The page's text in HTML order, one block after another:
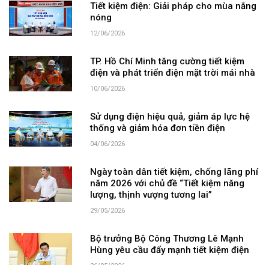
Tiết kiệm điện: Giải pháp cho mùa nắng
nóng
12/06/2026
TP. Hồ Chí Minh tăng cường tiết kiệm
điện và phát triển điện mặt trời mái nhà
10/06/2026
Sử dụng điện hiệu quả, giảm áp lực hệ
thống và giảm hóa đơn tiền điện
04/06/2026
Ngày toàn dân tiết kiệm, chống lãng phí
năm 2026 với chủ đề “Tiết kiệm năng
lượng, thịnh vượng tương lai”
29/05/2026
Bộ trưởng Bộ Công Thương Lê Mạnh
Hùng yêu cầu đẩy mạnh tiết kiệm điện